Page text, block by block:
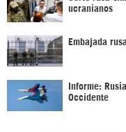
ucranianos
Embajada
Informe:
Occidente